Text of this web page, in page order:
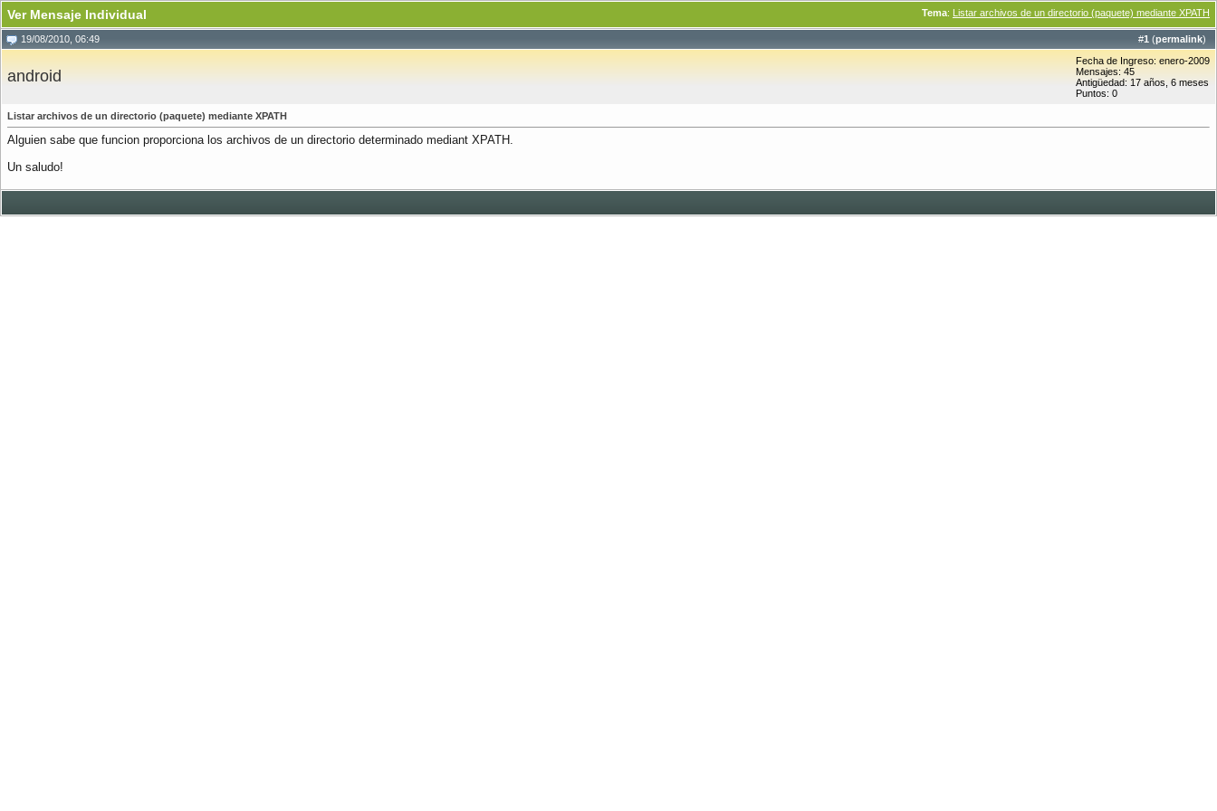
Tema: Listar archivos de un directorio (paquete) mediante XPATH
Ver Mensaje Individual
#1 (permalink)
19/08/2010, 06:49
android
Fecha de Ingreso: enero-2009
Mensajes: 45
Antigüedad: 17 años, 6 meses
Puntos: 0
Listar archivos de un directorio (paquete) mediante XPATH
Alguien sabe que funcion proporciona los archivos de un directorio determinado mediant XPATH.
Un saludo!